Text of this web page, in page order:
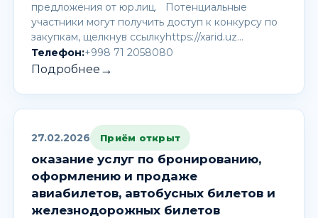
предложения от юр.лиц. Потенциальные
участники могут получить доступ к конкурсу по
закупкам, щелкнув ссылкуhttps://xarid.uz…
Телефон:+998 71 2058080
Подробнее →
27.02.2026 Приём открыт
оказание услуг по бронированию,
оформлению и продаже
авиабилетов, автобусных билетов и
железнодорожных билетов